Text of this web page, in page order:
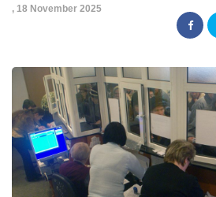
, 18 November 2025